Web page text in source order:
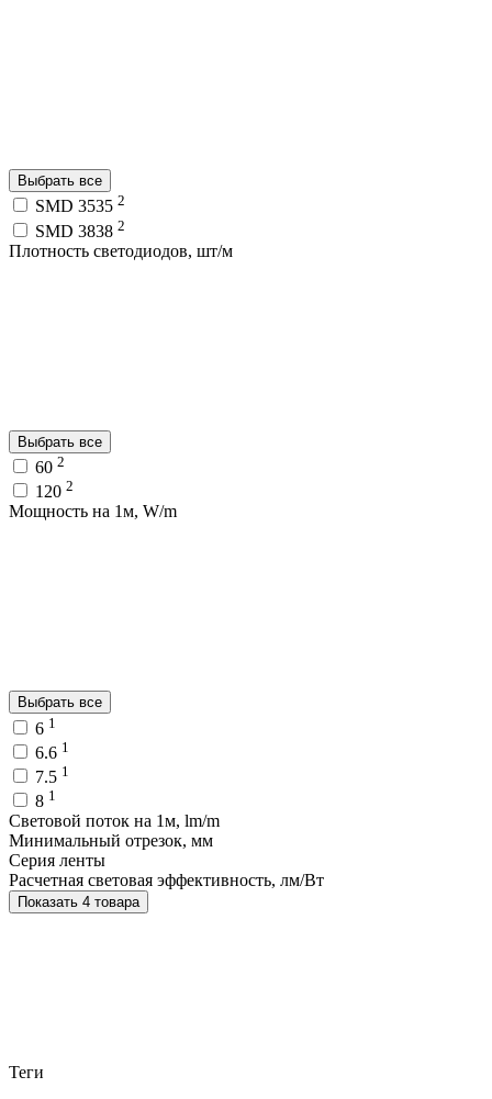
Выбрать все
SMD 3535 2
SMD 3838 2
Плотность светодиодов, шт/м
Выбрать все
60 2
120 2
Мощность на 1м, W/m
Выбрать все
6 1
6.6 1
7.5 1
8 1
Световой поток на 1м, lm/m
Минимальный отрезок, мм
Серия ленты
Расчетная световая эффективность, лм/Вт
Показать 4 товара
Теги